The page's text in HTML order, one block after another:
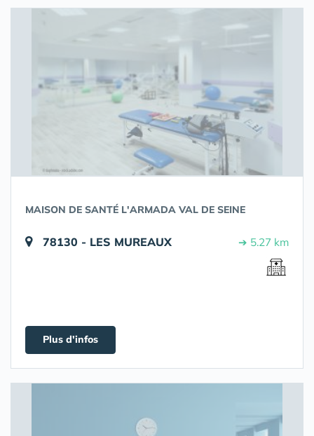
MAISON DE SANTÉ L'ARMADA VAL DE SEINE
78130 - LES MUREAUX ➔ 5.27 km
Plus d'infos